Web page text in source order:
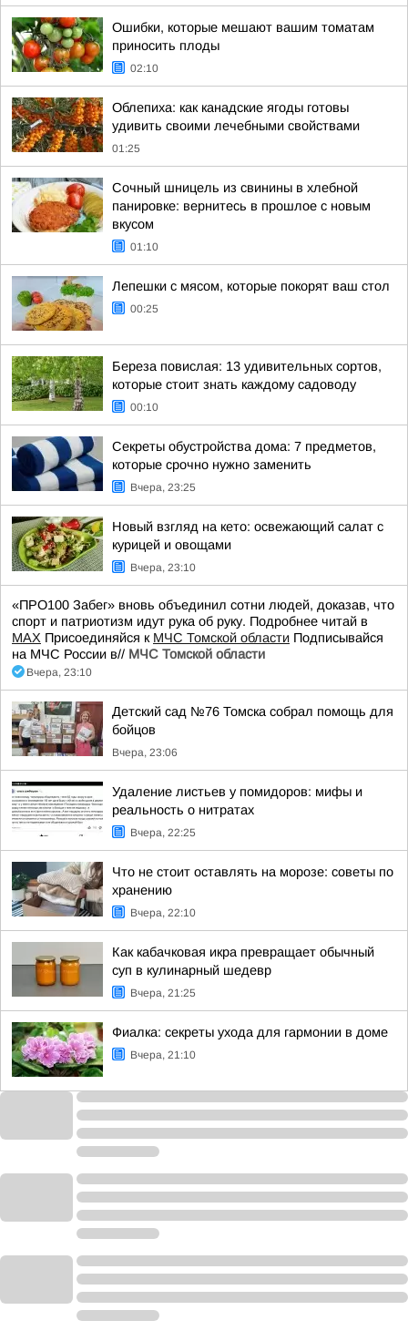
Ошибки, которые мешают вашим томатам
приносить плоды
02:10
Облепиха: как канадские ягоды готовы
удивить своими лечебными свойствами
01:25
Сочный шницель из свинины в хлебной
панировке: вернитесь в прошлое с новым
вкусом
01:10
Лепешки с мясом, которые покорят ваш стол
00:25
Береза повислая: 13 удивительных сортов,
которые стоит знать каждому садоводу
00:10
Секреты обустройства дома: 7 предметов,
которые срочно нужно заменить
Вчера, 23:25
Новый взгляд на кето: освежающий салат с
курицей и овощами
Вчера, 23:10
«ПРО100 Забег» вновь объединил сотни людей, доказав, что
спорт и патриотизм идут рука об руку. Подробнее читай в
МАХ Присоединяйся к МЧС Томской области Подписывайся
на МЧС России в// МЧС Томской области
Вчера, 23:10
Детский сад №76 Томска собрал помощь для
бойцов
Вчера, 23:06
Удаление листьев у помидоров: мифы и
реальность о нитратах
Вчера, 22:25
Что не стоит оставлять на морозе: советы по
хранению
Вчера, 22:10
Как кабачковая икра превращает обычный
суп в кулинарный шедевр
Вчера, 21:25
Фиалка: секреты ухода для гармонии в доме
Вчера, 21:10